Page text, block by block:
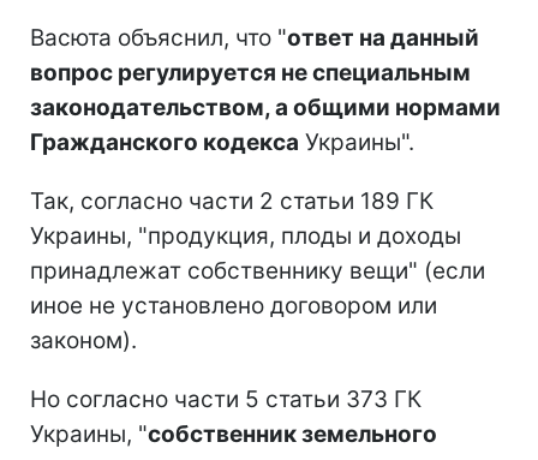
Васюта объяснил, что "ответ на данный
вопрос регулируется не специальным
законодательством, а общими нормами
Гражданского кодекса Украины".
Так, согласно части 2 статьи 189 ГК
Украины, "продукция, плоды и доходы
принадлежат собственнику вещи" (если
иное не установлено договором или
законом).
Но согласно части 5 статьи 373 ГК
Украины, "собственник земельного